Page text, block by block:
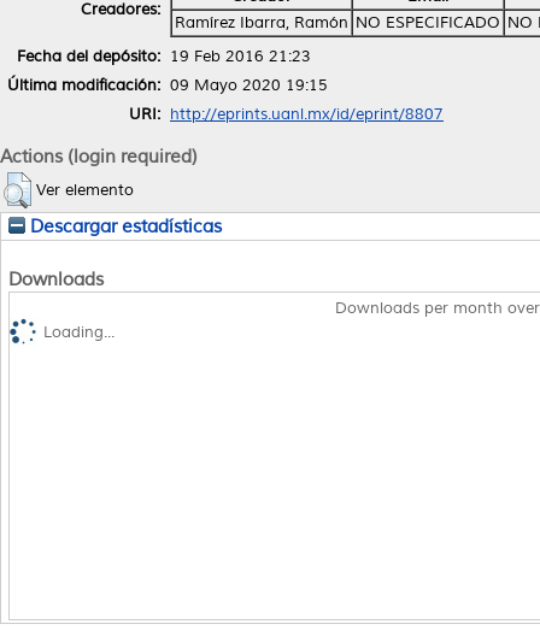
Creadores:
Ramírez Ibarra, Ramón NO ESPECIFICADO NO
Fecha del depósito: 19 Feb 2016 21:23
Última modificación: 09 Mayo 2020 19:15
URI: http://eprints.uanl.mx/id/eprint/8807
Actions (login required)
Ver elemento
Descargar estadísticas
Downloads
Downloads per month
Loading...